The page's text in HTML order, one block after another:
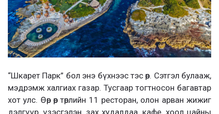
“Шкарет Парк” бол энэ бүхнээс тэс өөр. Сэтгэл булааж,
мэдрэмж халгиах газар. Тусгаар тогтносон багавтар
хот улс. Өөр өөр төрлийн 11 ресторан, олон арван жижиг